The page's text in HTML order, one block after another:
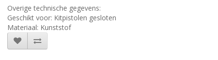
Overige technische gegevens:
Geschikt voor: Kitpistolen gesloten
Materiaal: Kunststof